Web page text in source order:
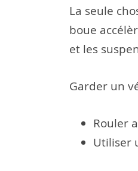
La seule
boue
et les
Garder un
Rouler
Utiliser